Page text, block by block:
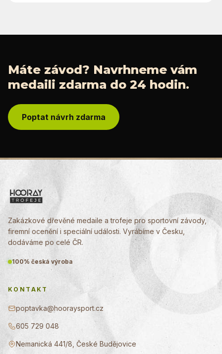
Máte závod? Navrhneme vám
medaili zdarma do 24 hodin.
Poptat návrh zdarma
Zakázkové dřevěné medaile a trofeje pro sportovní závody,
firemní ocenění i speciální události. Vyrábíme v Česku,
dodáváme po celé ČR.
100% česká výroba
KONTAKT
poptavka@hooraysport.cz
605 729 048
Nemanická 441/8, České Budějovice